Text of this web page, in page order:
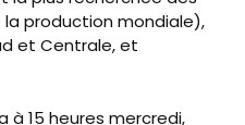
production mondiale),
et Centrale, et
à 15 heures mercredi,